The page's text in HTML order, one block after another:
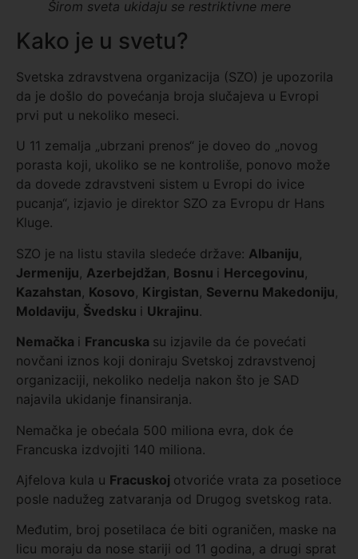
Širom sveta ukidaju se restriktivne mere
Kako je u svetu?
Svetska zdravstvena organizacija (SZO) je upozorila
da je došlo do povećanja broja slučajeva u Evropi
prvi put u nekoliko meseci.
U 11 zemalja „ubrzani prenos“ je doveo do „novog
porasta koji, ukoliko se ne kontroliše, ponovo može
da dovede zdravstveni sistem u Evropi do ivice
pucanja“, izjavio je direktor SZO za Evropu dr Hans
Kluge.
SZO je na listu stavila sledeće države: Albaniju,
Jermeniju, Azerbejdžan, Bosnu i Hercegovinu,
Kazahstan, Kosovo, Kirgistan, Severnu Makedoniju,
Moldaviju, Švedsku i Ukrajinu.
Nemačka i Francuska su izjavile da će povećati
novčani iznos koji doniraju Svetskoj zdravstvenoj
organizaciji, nekoliko nedelja nakon što je SAD
najavila ukidanje finansiranja.
Nemačka je obećala 500 miliona evra, dok će
Francuska izdvojiti 140 miliona.
Ajfelova kula u Fracuskoj otvoriće vrata za posetioce
posle nadužeg zatvaranja od Drugog svetskog rata.
Međutim, broj posetilaca će biti ograničen, maske na
licu moraju da nose stariji od 11 godina, a drugi sprat